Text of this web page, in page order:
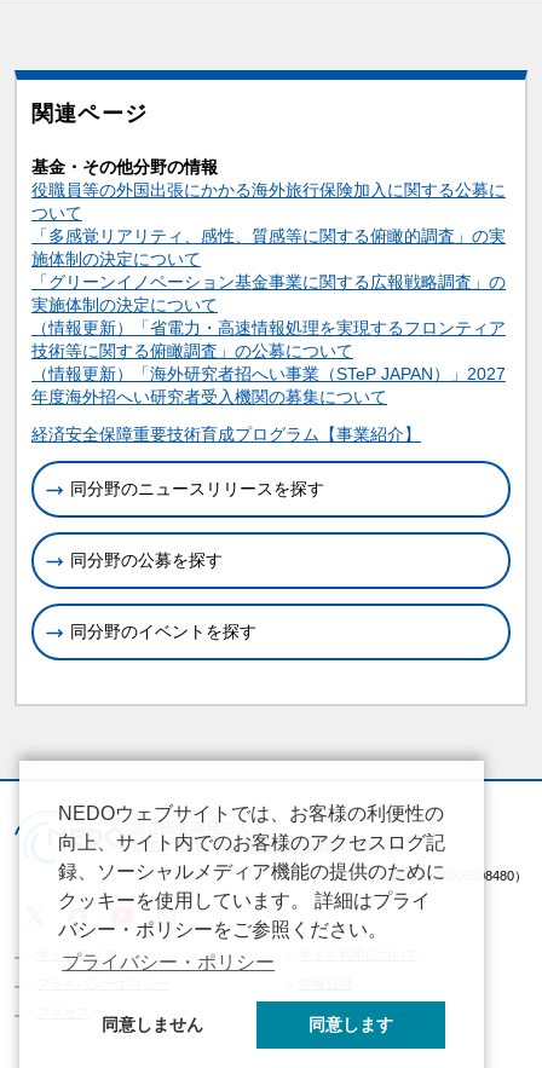
関連ページ
基金・その他分野の情報
役職員等の外国出張にかかる海外旅行保険加入に関する公募に
ついて
「多感覚リアリティ、感性、質感等に関する俯瞰的調査」の実
施体制の決定について
「グリーンイノベーション基金事業に関する広報戦略調査」の
実施体制の決定について
（情報更新）「省電力・高速情報処理を実現するフロンティア
技術等に関する俯瞰調査」の公募について
（情報更新）「海外研究者招へい事業（STeP JAPAN）」2027
年度海外招へい研究者受入機関の募集について
関連情報
経済安全保障重要技術育成プログラム【事業紹介】
同分野のニュースリリースを探す
同分野の公募を探す
同分野のイベントを探す
（法人番号 2020005008480）
サイトマップ
NEDOウェブサイトでは、お客様の利便性の
向上、サイト内でのお客様のアクセスログ記
録、ソーシャルメディア機能の提供のために
クッキーを使用しています。 詳細はプライ
バシー・ポリシーをご参照ください。
プライバシー・ポリシー
同意しません 同意します